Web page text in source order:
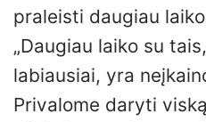
praleisti daugiau
„Daugiau laiko su
labiausiai, yra
Privalome daryti